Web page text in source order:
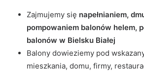
Zajmujemy się napełnianiem,
pompowaniem balonów helem,
balonów w Bielsku Białej
Balony dowieziemy pod
mieszkania, domu, firmy,